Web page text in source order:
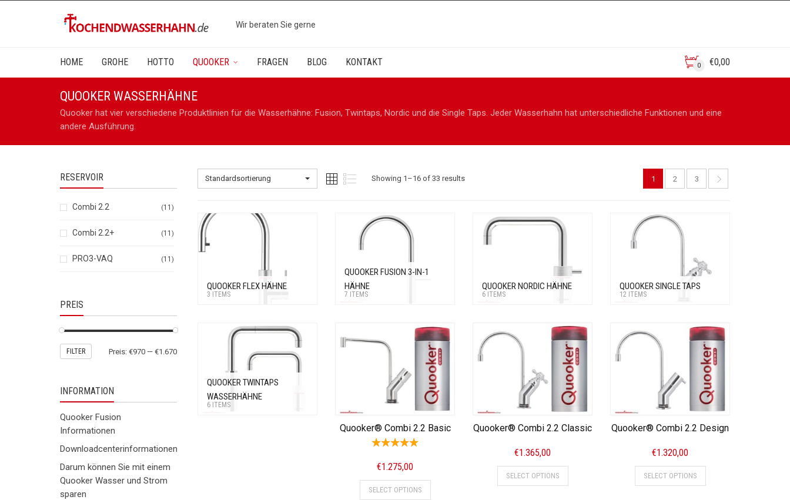
Wir beraten Sie gerne
HOME GROHE HOTTO QUOOKER FRAGEN BLOG KONTAKT 0 €0,00
QUOOKER WASSERHÄHNE
Quooker hat vier verschiedene Produktlinien für die Wasserhähne: Fusion, Twintaps, Nordic und die Single Taps. Jeder Wasserhahn hat unterschiedliche Funktionen und eine
andere Ausführung.
Standardsortierung 1 2 3
Showing 1–16 of 33 results
QUOOKER FLEX HÄHNE
3 ITEMS
QUOOKER FUSION 3-IN-1
HÄHNE
7 ITEMS
QUOOKER NORDIC HÄHNE
6 ITEMS
QUOOKER SINGLE TAPS
12 ITEMS
QUOOKER TWINTAPS
WASSERHÄHNE
6 ITEMS
Quooker® Combi 2.2 Basic
€1.275,00
SELECT OPTIONS
Quooker® Combi 2.2 Classic
€1.365,00
SELECT OPTIONS
Quooker® Combi 2.2 Design
€1.320,00
SELECT OPTIONS
RESERVOIR
Combi 2.2 11
Combi 2.2+ 11
PRO3-VAQ 11
PREIS
FILTER Preis: €970 — €1.670
INFORMATION
Quooker Fusion
Informationen
Downloadcenterinformationen
Darum können Sie mit einem
Quooker Wasser und Strom
sparen